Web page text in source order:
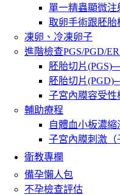
單一精蟲顯微注
取卵手術跟胚胎
凍卵、冷凍卵子
進階檢查PGS/PGD/
胚胎切片
胚胎切片
子宮內膜容受性
輔助療程
自體血小板濃縮
子宮內膜刺激（
衛教專欄
備孕懶人包
不孕檢查評估